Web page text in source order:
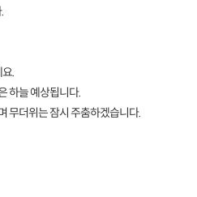
.
하늘 예상됩니다.
무더위는 잠시 주춤하겠습니다.